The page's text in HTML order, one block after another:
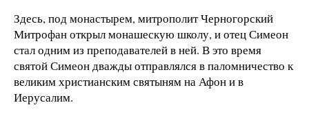
Здесь, под монастырем, митрополит Черногорский
Митрофан открыл монашескую школу, и отец Симеон
стал одним из преподавателей в ней. В это время
святой Симеон дважды отправлялся в паломничество к
великим христианским святыням на Афон и в
Иерусалим.